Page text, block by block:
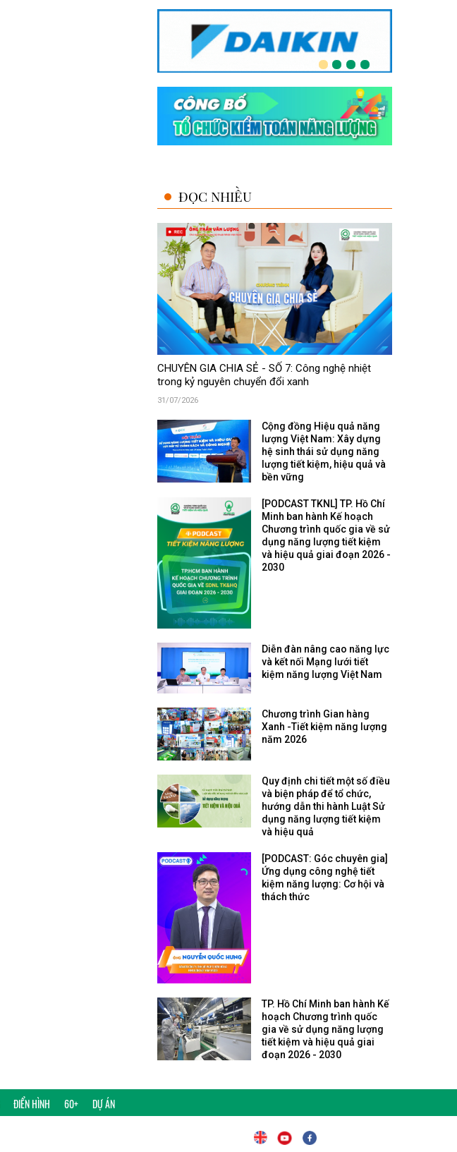
ĐỌC NHIỀU
CHUYÊN GIA CHIA SẺ - SỐ 7: Công nghệ nhiệt
trong kỷ nguyên chuyển đổi xanh
31/07/2026
Cộng đồng Hiệu quả năng
lượng Việt Nam: Xây dựng
hệ sinh thái sử dụng năng
lượng tiết kiệm, hiệu quả và
bền vững
[PODCAST TKNL] TP. Hồ Chí
Minh ban hành Kế hoạch
Chương trình quốc gia về sử
dụng năng lượng tiết kiệm
và hiệu quả giai đoạn 2026 -
2030
Diễn đàn nâng cao năng lực
và kết nối Mạng lưới tiết
kiệm năng lượng Việt Nam
Chương trình Gian hàng
Xanh -Tiết kiệm năng lượng
năm 2026
Quy định chi tiết một số điều
và biện pháp để tổ chức,
hướng dẫn thi hành Luật Sử
dụng năng lượng tiết kiệm
và hiệu quả
[PODCAST: Góc chuyên gia]
Ứng dụng công nghệ tiết
kiệm năng lượng: Cơ hội và
thách thức
TP. Hồ Chí Minh ban hành Kế
hoạch Chương trình quốc
gia về sử dụng năng lượng
tiết kiệm và hiệu quả giai
đoạn 2026 - 2030
ĐIỂN HÌNH 60+ DỰ ÁN